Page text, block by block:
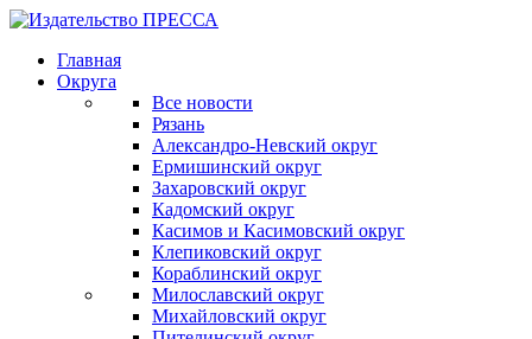
Главная
Округа
Все новости
Рязань
Александро-Невский округ
Ермишинский округ
Захаровский округ
Кадомский округ
Касимов и Касимовский округ
Клепиковский округ
Кораблинский округ
Милославский округ
Михайловский округ